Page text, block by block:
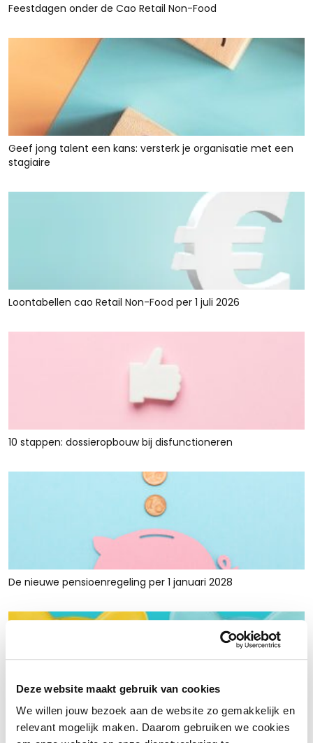
Deze website maakt gebruik van cookies
We willen jouw bezoek aan de website zo gemakkelijk en
relevant mogelijk maken. Daarom gebruiken we cookies
Feestdagen onder de Cao Retail Non-Food
Geef jong talent een kans: versterk je organisatie met een
stagiaire
Loontabellen cao Retail Non-Food per 1 juli 2026
10 stappen: dossieropbouw bij disfunctioneren
De nieuwe pensioenregeling per 1 januari 2028
Rust en ruimte met werkkapitaalfinanciering: voor retailers
die tijdelijk krap zitten